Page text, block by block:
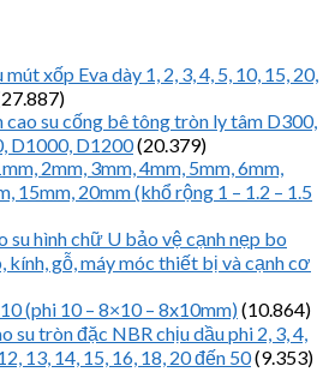
xốp Eva dày 1, 2, 3, 4, 5, 10, 15, 20,
cao su cống bê tông tròn ly tâm D300,
D1000, D1200(20.379)
2mm, 3mm, 4mm, 5mm, 6mm,
15mm, 20mm (khổ rộng 1 – 1.2 – 1.5
su hình chữ U bảo vệ cạnh nẹp bo
kính, gỗ, máy móc thiết bị và cạnh cơ
(phi 10 – 8×10 – 8x10mm)(10.864)
su tròn đặc NBR chịu dầu phi 2, 3, 4,
13, 14, 15, 16, 18, 20 đến 50(9.353)